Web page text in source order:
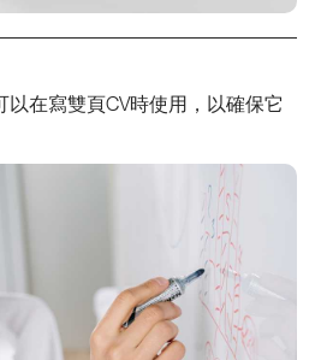
在寫雙頁CV時使用，以確保它